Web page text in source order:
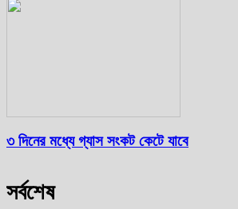
৩ দিনের মধ্যে গ্যাস সংকট কেটে যাবে
সর্বশেষ